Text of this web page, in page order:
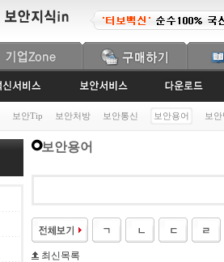
보안Tip 보안처방 보안통신 보안용어 보
보안용어
최신목록